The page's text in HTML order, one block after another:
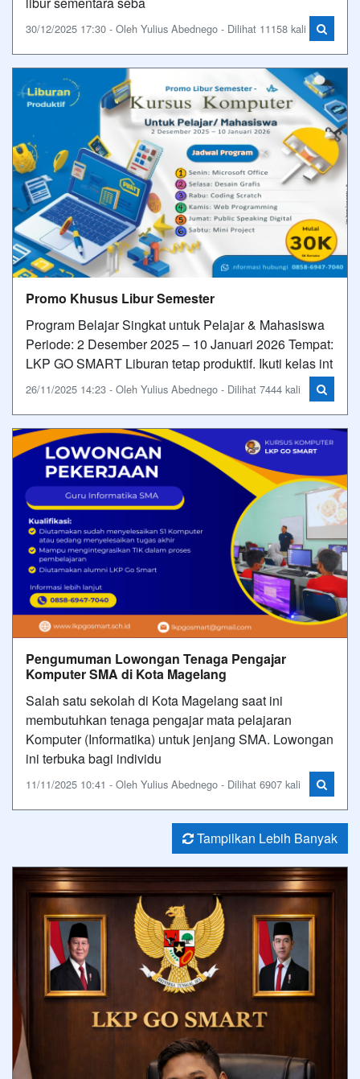
30/12/2025 17:30 - Oleh Yulius Abednego - Dilihat 11158 kali
Promo Khusus Libur Semester
Program Belajar Singkat untuk Pelajar & Mahasiswa
Periode: 2 Desember 2025 – 10 Januari 2026 Tempat:
LKP GO SMART Liburan tetap produktif. Ikuti kelas int
26/11/2025 14:23 - Oleh Yulius Abednego - Dilihat 7444 kali
Pengumuman Lowongan Tenaga Pengajar
Komputer SMA di Kota Magelang
Salah satu sekolah di Kota Magelang saat ini
membutuhkan tenaga pengajar mata pelajaran
Komputer (Informatika) untuk jenjang SMA. Lowongan
ini terbuka bagi individu
11/11/2025 10:41 - Oleh Yulius Abednego - Dilihat 6907 kali
Tampilkan Lebih Banyak